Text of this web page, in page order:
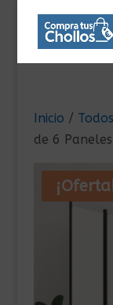
Inicio /
de 6